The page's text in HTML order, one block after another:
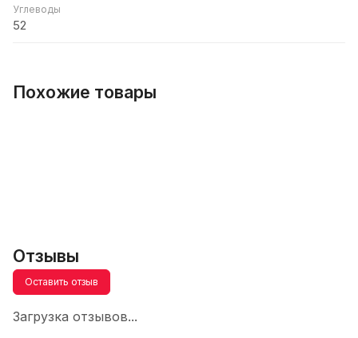
Углеводы
52
Похожие товары
Отзывы
Оставить отзыв
Загрузка отзывов...